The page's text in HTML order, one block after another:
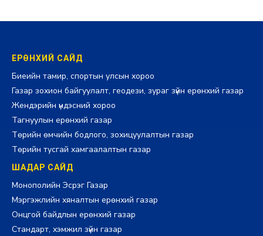
ЕРӨНХИЙ САЙД
Биеийн тамир, спортын улсын хороо
Газар зохион байгуулалт, геодези, зураг зүйн ерөнхий газар
Жендэрийн үндэсний хороо
Тагнуулын ерөнхий газар
Төрийн өмчийн бодлого, зохицуулалтын газар
Төрийн тусгай хамгаалалтын газар
ШАДАР САЙД
Монополийн Эсрэг Газар
Мэргэжлийн хяналтын ерөнхий газар
Онцгой байдлын ерөнхий газар
Стандарт, хэмжил зүйн газар